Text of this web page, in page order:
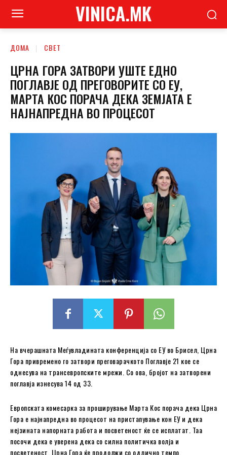
VINICA.MK
ДОМА СВЕТ
ЦРНА ГОРА ЗАТВОРИ УШТЕ ЕДНО
ПОГЛАВЈЕ ОД ПРЕГОВОРИТЕ СО ЕУ,
МАРТА КОС ПОРАЧА ДЕКА ЗЕМЈАТА Е
НАЈНАПРЕДНА ВО ПРОЦЕСОТ
На вчерашната Меѓувладината конференција со ЕУ во Брисел, Црна
Гора привремено го затвори преговарачкото Поглавје 21 кое се
однесува на трансевропските мрежи. Со ова, бројот на затворени
поглавја изнесува 14 од 33.
Европската комесарка за проширување Марта Кос порача дека Црна
Гора е најнапредна во процесот на пристапување кон ЕУ и дека
нејзината напорната работа и посветеност ќе се исплатат. Таа
посочи дека е уверена дека со силна политичка волја и
посветеност, Црна Гора ќе продолжи со одлично темпо.